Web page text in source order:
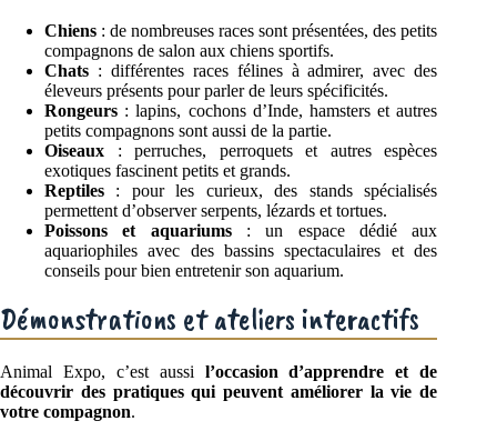
Chiens : de nombreuses races sont présentées, des petits
compagnons de salon aux chiens sportifs.
Chats : différentes races félines à admirer, avec des
éleveurs présents pour parler de leurs spécificités.
Rongeurs : lapins, cochons d’Inde, hamsters et autres
petits compagnons sont aussi de la partie.
Oiseaux : perruches, perroquets et autres espèces
exotiques fascinent petits et grands.
Reptiles : pour les curieux, des stands spécialisés
permettent d’observer serpents, lézards et tortues.
Poissons et aquariums: un espace dédié aux
aquariophiles avec des bassins spectaculaires et des
conseils pour bien entretenir son aquarium.
Démonstrations et ateliers interactifs
Animal Expo, c’est aussi l’occasion d’apprendre et de
découvrir des pratiques qui peuvent améliorer la vie de
votre compagnon.